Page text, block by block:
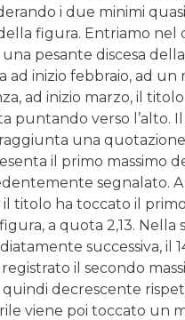
i due minimi
figura. Entriamo nel
pesante discesa
ad inizio febbraio, ad un
ad inizio marzo, il
puntando verso l’alto.
una
il primo massimo
segnalato. A
il titolo ha toccato il
a quota 2,13. Nella
successiva, il
il secondo
quindi decrescente
viene poi toccato un